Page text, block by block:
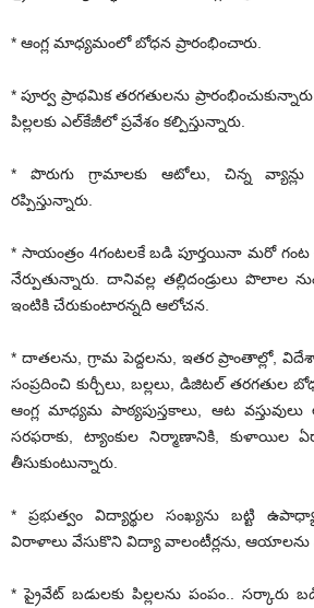
* ఆంగ్ల మాధ్యమంలో బోధన ప్రారంభించారు.
* పూర్వ ప్రాథమిక తరగతులను
పిల్లలకు ఎల్‌కేజీలో ప్రవేశం కల్పిస్తున్నారు.
* పొరుగు గ్రామాలకు ఆటోలు, చిన్న వ్యాన్లు
రప్పిస్తున్నారు.
* సాయంత్రం 4గంటలకే బడి పూర్తయినా మరో
నేర్పుతున్నారు. దానివల్ల తల్లిదండ్రులు పొలాల
ఇంటికి చేరుకుంటారన్నది ఆలోచన.
* దాతలను, గ్రామ పెద్దలను, ఇతర ప్రాంతాల్లో,
సంప్రదించి కుర్చీలు, బల్లలు, డిజిటల్‌ తరగతుల
ఆంగ్ల మాధ్యమ పాఠ్యపుస్తకాలు, ఆట
సరఫరాకు, ట్యాంకుల నిర్మాణానికి, కుళాయిల
తీసుకుంటున్నారు.
* ప్రభుత్వం విద్యార్థుల సంఖ్యను బట్టి
విరాళాలు వేసుకొని విద్యా వాలంటీర్లను, ఆయాలను
* ప్రైవేట్‌ బడులకు పిల్లలను పంపం.. సర్కారు